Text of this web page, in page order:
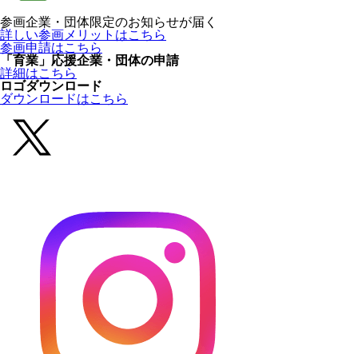
参画企業・団体限定のお知らせが届く
詳しい参画メリットはこちら
参画申請はこちら
「育業」応援企業・団体の申請
詳細はこちら
ロゴダウンロード
ダウンロードはこちら